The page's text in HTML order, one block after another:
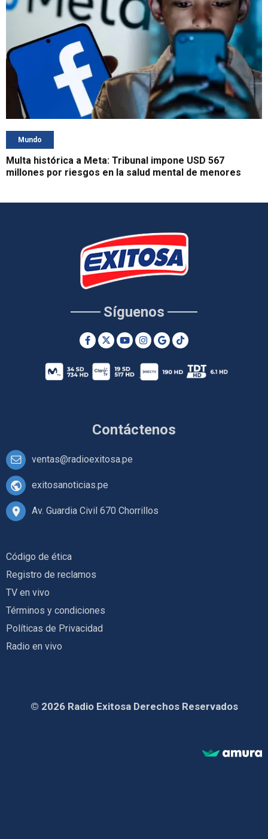
Mundo
Multa histórica a Meta: Tribunal impone USD 567
millones por riesgos en la salud mental de menores
Contáctenos
ventas@radioexitosa.pe
exitosanoticias.pe
Av. Guardia Civil 670 Chorrillos
Síguenos
Código de ética
Registro de reclamos
TV en vivo
Términos y condiciones
Políticas de Privacidad
Radio en vivo
© 2026 Radio Exitosa Derechos Reservados